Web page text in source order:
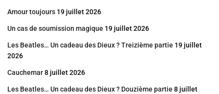
Amour toujours 19 juillet 2026
Un cas de soumission magique 19 juillet 2026
Les Beatles… Un cadeau des Dieux ? Treizième partie 19 juillet
2026
Cauchemar8 juillet 2026
Les Beatles… Un cadeau des Dieux ? Douzième partie 8 juillet